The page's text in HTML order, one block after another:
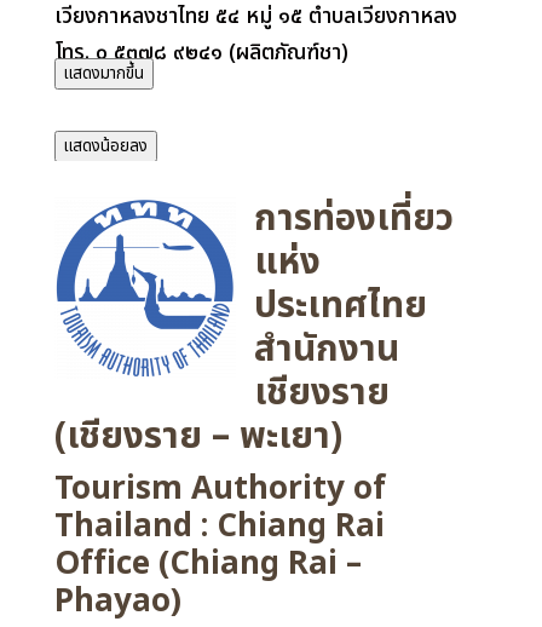
เวียงกาหลงชาไทย ๕๔ หมู่ ๑๕ ตำบลเวียงกาหลง
โทร. ๐ ๕๓๗๘ ๙๒๔๑ (ผลิตภัณฑ์ชา)
แสดงมากขึ้น
แสดงน้อยลง
การท่องเที่ยว
แห่ง
ประเทศไทย
สำนักงาน
เชียงราย
(เชียงราย – พะเยา)
Tourism Authority of
Thailand : Chiang Rai
Office (Chiang Rai –
Phayao)